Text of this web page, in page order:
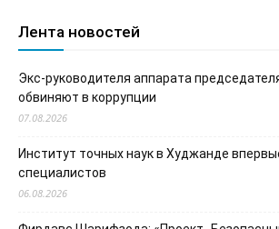
Лента новостей
Экс-руководителя аппарата
обвиняют в коррупции
07.08.2026
Институт точных наук в Худжанде
специалистов
06.08.2026